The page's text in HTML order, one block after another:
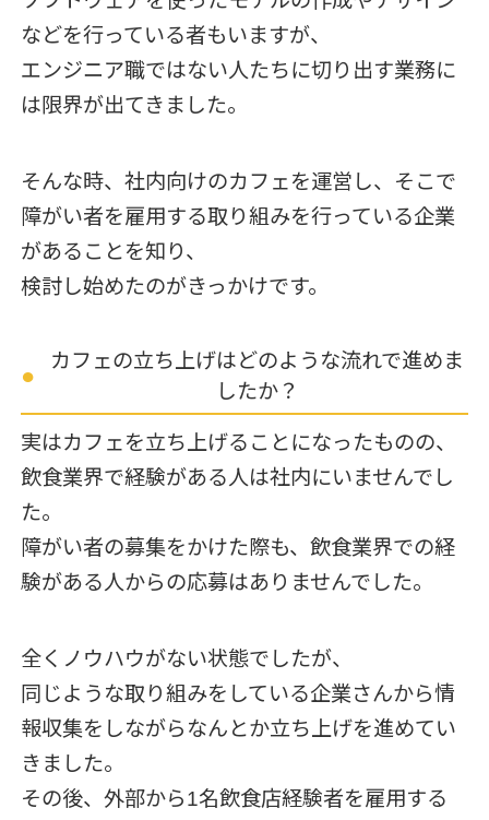
などを行っている者もいますが、
エンジニア職ではない人たちに切り出す業務に
は限界が出てきました。
そんな時、社内向けのカフェを運営し、そこで
障がい者を雇用する取り組みを行っている企業
があることを知り、
検討し始めたのがきっかけです。
カフェの立ち上げはどのような流れで進めま
したか？
実はカフェを立ち上げることになったものの、
飲食業界で経験がある人は社内にいませんでし
た。
障がい者の募集をかけた際も、飲食業界での経
験がある人からの応募はありませんでした。
全くノウハウがない状態でしたが、
同じような取り組みをしている企業さんから情
報収集をしながらなんとか立ち上げを進めてい
きました。
その後、外部から1名飲食店経験者を雇用する